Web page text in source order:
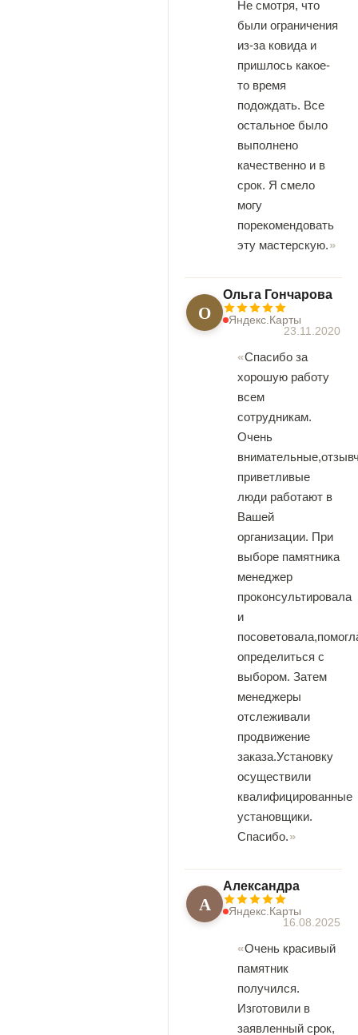
Не смотря, что
были ограничения
из-за ковида и
пришлось какое-
то время
подождать. Все
остальное было
выполнено
качественно и в
срок. Я смело
могу
порекомендовать
эту мастерскую.
О
Ольга Гончарова
Яндекс.Карты
23.11.2020
Спасибо за
хорошую работу
всем
сотрудникам.
Очень
приветливые
люди работают в
Вашей
организации. При
выборе памятника
менеджер
проконсультировала
и
определиться с
выбором. Затем
менеджеры
отслеживали
продвижение
заказа.Установку
осуществили
квалифицированные
установщики.
Спасибо.
А
Александра
Яндекс.Карты
16.08.2025
Очень красивый
памятник
получился.
Изготовили в
заявленный срок,